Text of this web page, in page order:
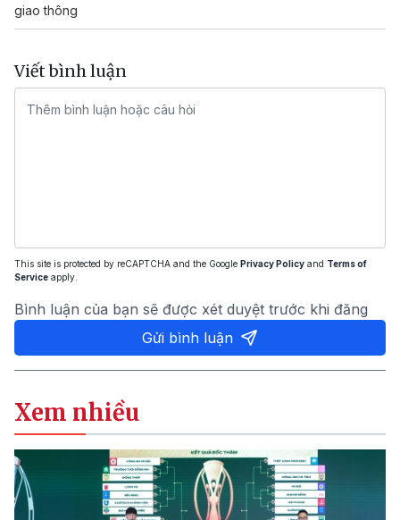
giao thông
Viết bình luận
This site is protected by reCAPTCHA and the Google Privacy Policy and Terms of
Service apply.
Bình luận của bạn sẽ được xét duyệt trước khi đăng
Gửi bình luận
Xem nhiều